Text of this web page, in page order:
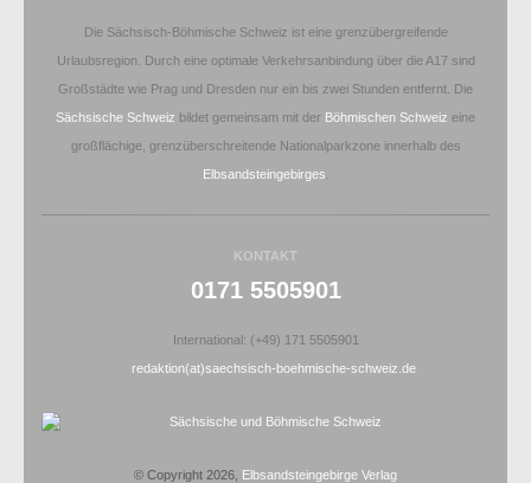
Die Sächsisch-Böhmische Schweiz ist eine grenzübergreifende
Urlaubsregion. Durch eine optimale Verkehrsanbindung über die A17 sind
Großstädte wie Prag und Dresden nur ein bis zwei Stunden entfernt. Die
Sächsische Schweiz bildet gemeinsam mit der Böhmischen Schweiz eine
großflächige, grenzüberschreitende Nationalparkzone innerhalb des
Elbsandsteingebirges
KONTAKT
0171 5505901
International: (+49) 171 5505901
redaktion(at)saechsisch-boehmische-schweiz.de
© Copyright 2026, Elbsandsteingebirge Verlag